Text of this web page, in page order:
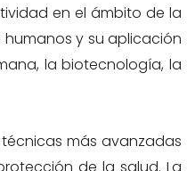
en el ámbito de la
y su aplicación
la biotecnología, la
más avanzadas
de la salud. La